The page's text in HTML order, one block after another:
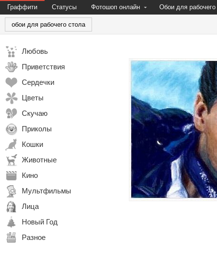
Граффити Статусы Фотошоп онлайн Обои для рабочего
обои для рабочего стола
Любовь
Приветствия
Сердечки
Цветы
Скучаю
Приколы
Кошки
Животные
Кино
Мультфильмы
Лица
Новый Год
Разное